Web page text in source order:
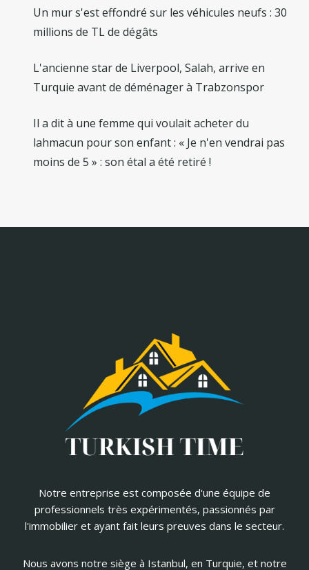
Un mur s'est effondré sur les véhicules neufs : 30
millions de TL de dégâts
L'ancienne star de Liverpool, Salah, arrive en
Turquie avant de déménager à Trabzonspor
Il a dit à une femme qui voulait acheter du
lahmacun pour son enfant : « Je n'en vendrai pas
moins de 5 » : son étal a été retiré !
Notre entreprise est composée d'une équipe de
professionnels très expérimentés, passionnés par
l'immobilier et ayant fait leurs preuves dans le secteur.
Nous avons notre siège à Istanbul, en Turquie, et notre